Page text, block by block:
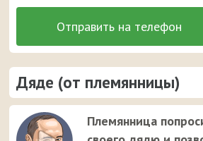
Дяде (от племянницы)
Племянница